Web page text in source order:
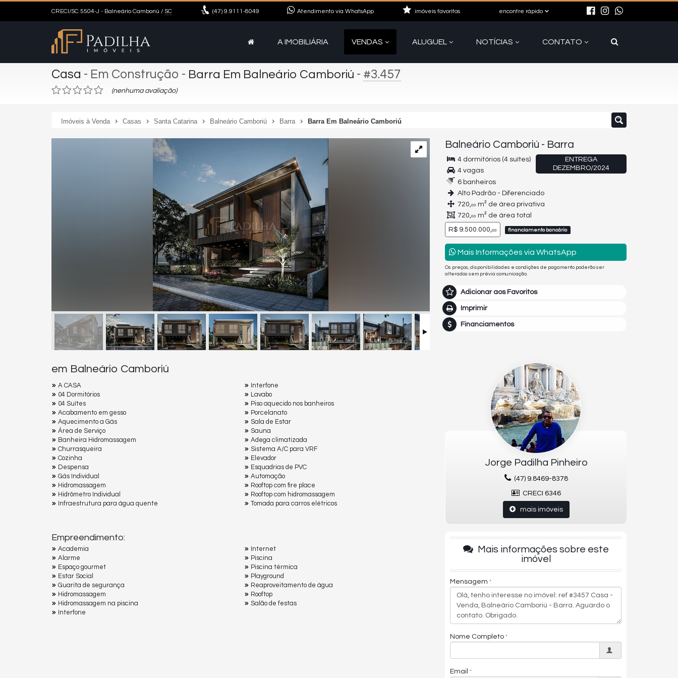
CRECI/SC 5504-J - Balneário Camboriú / SC (47) 9.9111-8049 Atendimento via WhatsApp encontre rápido
imóveis favoritos
A IMOBILIÁRIA VENDAS ALUGUEL NOTÍCIAS CONTATO
Casa - Em Construção - Barra Em Balneário Camboriú - #3.457
(nenhuma avaliação)
Imóveis à Venda Casas Santa Catarina Balneário Camboriú Barra Barra Em Balneário Camboriú
Balneário Camboriú - Barra
ENTREGA
DEZEMBRO/2024
4 dormitórios (4 suítes)
4 vagas
6 banheiros
Alto Padrão - Diferenciado
720,00 m² de área privativa
720,00 m² de área total
R$ 9.500.000,00 financiamento bancário
Mais Informações via WhatsApp
Os preços, disponibilidades e condições de pagamento poderão ser
alterados sem prévia comunicação.
Adicionar aos Favoritos
Imprimir
Financiamentos
em Balneário Camboriú
A CASA
04 Dormitórios
04 Suítes
Acabamento em gesso
Aquecimento a Gás
Área de Serviço
Banheira Hidromassagem
Churrasqueira
Cozinha
Despensa
Gás Individual
Hidromassagem
Hidrômetro Individual
Infraestrutura para água quente
Interfone
Lavabo
Piso aquecido nos banheiros
Porcelanato
Sala de Estar
Sauna
Adega climatizada
Sistema A/C para VRF
Elevador
Esquadrias de PVC
Automação
Rooftop com fire place
Rooftop com hidromassagem
Tomada para carros elétricos
Empreendimento:
Academia
Alarme
Espaço gourmet
Estar Social
Guarita de segurança
Hidromassagem
Hidromassagem na piscina
Interfone
Internet
Piscina
Piscina térmica
Playground
Reaproveitamento de água
Rooftop
Salão de festas
Jorge Padilha Pinheiro
(47) 9.8469-8378
CRECI 6346
mais imóveis
Mais informações sobre este
imóvel
Mensagem
Nome Completo
Email